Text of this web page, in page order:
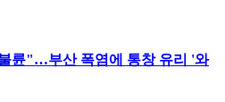
륜"…부산 폭염에 통창 유리 '와